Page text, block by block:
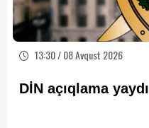
13:30 / 08 Avqust 2026
DİN açıqlama yaydı